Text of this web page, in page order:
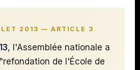
2013 — ARTICLE 3
, l'Assemblée nationale a
de l'École de